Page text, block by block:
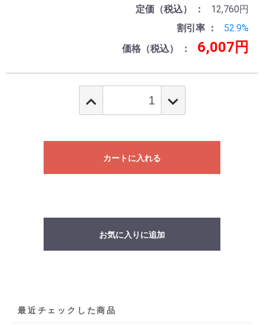
定価（税込）
12,760円
割引率
52.9%
価格（税込）
6,007円
カートに入れる
お気に入りに追加
最近チェックした商品